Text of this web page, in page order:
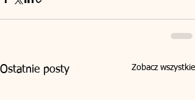
Ostatnie posty Zobacz wszystkie